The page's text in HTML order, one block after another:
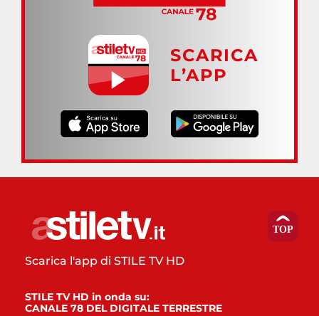
SCARICA
L’APP
Scarica l'app di STILE TV HD
STILE TV HD in onda su:
CANALE 78 DEL DIGITALE TERRESTRE